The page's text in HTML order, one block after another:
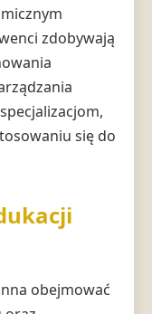
zdobywają
się do
obejmować